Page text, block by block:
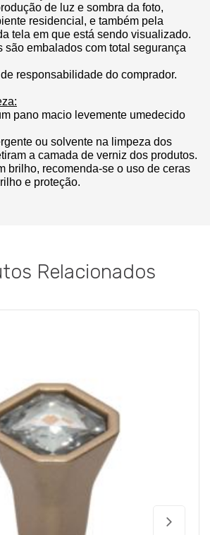
de luz e sombra da foto,
residencial, e também pela
tela em que está sendo visualizado.
são embalados com total segurança
responsabilidade do comprador.
pano macio levemente umedecido
ou solvente na limpeza dos
a camada de verniz dos produtos.
brilho, recomenda-se o uso de ceras
e proteção.
Relacionados